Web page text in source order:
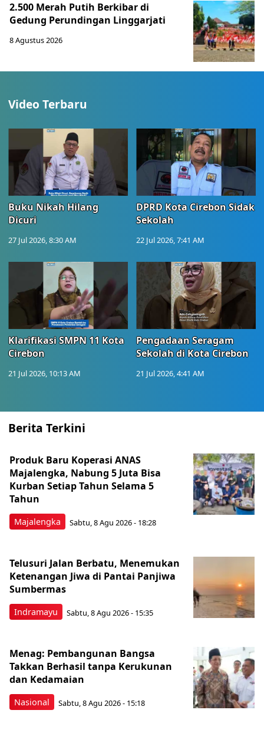
2.500 Merah Putih Berkibar di
Gedung Perundingan Linggarjati
8 Agustus 2026
Video Terbaru
Buku Nikah Hilang
Dicuri
27 Jul 2026, 8:30 AM
DPRD Kota Cirebon Sidak
Sekolah
22 Jul 2026, 7:41 AM
Klarifikasi SMPN 11 Kota
Cirebon
21 Jul 2026, 10:13 AM
Pengadaan Seragam
Sekolah di Kota Cirebon
21 Jul 2026, 4:41 AM
Berita Terkini
Majalengka
Produk Baru Koperasi ANAS
Majalengka, Nabung 5 Juta Bisa
Kurban Setiap Tahun Selama 5
Tahun
Sabtu, 8 Agu 2026 - 18:28
Indramayu
Telusuri Jalan Berbatu, Menemukan
Ketenangan Jiwa di Pantai Panjiwa
Sumbermas
Sabtu, 8 Agu 2026 - 15:35
Nasional
Menag: Pembangunan Bangsa
Takkan Berhasil tanpa Kerukunan
dan Kedamaian
Sabtu, 8 Agu 2026 - 15:18